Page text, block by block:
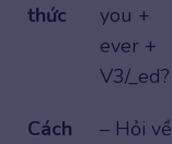
thức
you +
ever +
V3/_ed?
Cách
– Hỏi về